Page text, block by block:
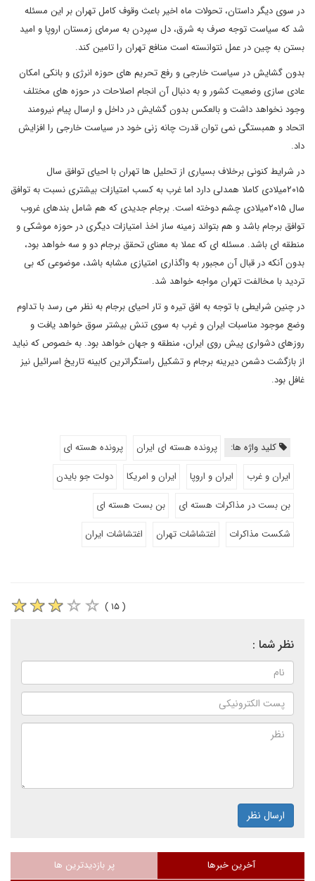
در سوی دیگر داستان، تحولات ماه اخیر باعث وقوف کامل تهران بر این مسئله
شد که سیاست توجه صرف به شرق، دل سپردن به سرمای زمستان اروپا و امید
بستن به چین در عمل نتوانسته است منافع تهران را تامین کند.
بدون گشایش در سیاست خارجی و رفع تحریم های حوزه انرژی و بانکی امکان
عادی سازی وضعیت کشور و به دنبال آن انجام اصلاحات در حوزه های مختلف
وجود نخواهد داشت و بالعکس بدون گشایش در داخل و ارسال پیام نیرومند
اتحاد و همبستگی نمی توان قدرت چانه زنی خود در سیاست خارجی را افزایش
داد.
در شرایط کنونی برخلاف بسیاری از تحلیل ها تهران با احیای توافق سال
۲۰۱۵میلادی کاملا همدلی دارد اما غرب به کسب امتیازات بیشتری نسبت به توافق
سال ۲۰۱۵میلادی چشم دوخته است. برجام جدیدی که هم شامل بندهای غروب
توافق برجام باشد و هم بتواند زمینه ساز اخذ امتیازات دیگری در حوزه موشکی و
منطقه ای باشد‌. مسئله ای که عملا به معنای تحقق برجام دو و سه خواهد بود،
بدون آنکه در قبال آن مجبور به واگذاری امتیازی مشابه باشد، موضوعی که بی
تردید با مخالفت تهران مواجه خواهد شد.
در چنین شرایطی با توجه به افق تیره و تار احیای برجام به نظر می رسد با تداوم
وضع موجود مناسبات ایران و غرب به سوی تنش بیشتر سوق خواهد یافت و
روزهای دشواری پیش روی ایران، منطقه و جهان خواهد بود. به خصوص که نباید
از بازگشت دشمن دیرینه برجام و تشکیل راستگراترین کابینه تاریخ اسرائیل نیز
غافل بود.
کلید واژه ها: پرونده هسته ای ایران
پرونده هسته ای
ایران و غرب
ایران و اروپا ایران و امریکا
دولت جو بایدن
بن بست در مذاکرات هسته ای
بن بست هسته ای
شکست مذاکرات
اغتشاشات تهران اغتشاشات ایران
( ۱۵ )
نظر شما :
ارسال نظر
آخرین خبرها پر بازدیدترین ها